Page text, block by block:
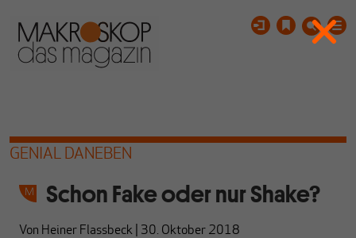
GENIAL DANEBEN
Schon Fake oder nur Shake?
Von Heiner Flassbeck 30. Oktober 2018